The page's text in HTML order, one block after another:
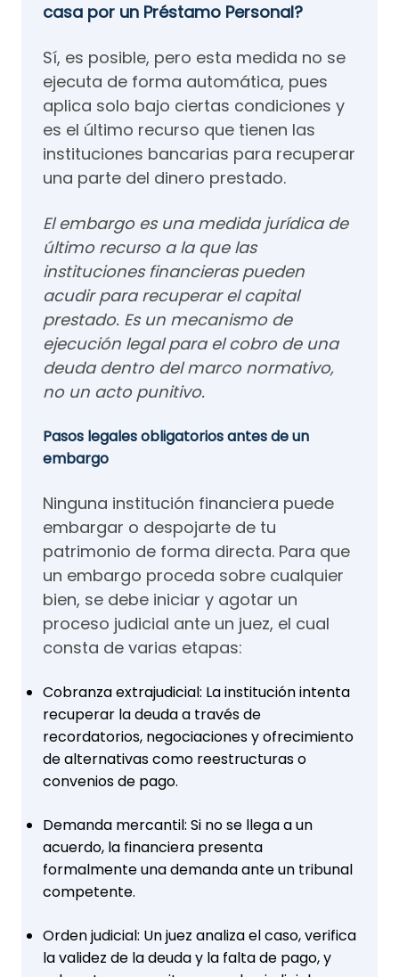
casa por un Préstamo Personal?
Sí, es posible, pero esta medida no se
ejecuta de forma automática, pues
aplica solo bajo ciertas condiciones y
es el último recurso que tienen las
instituciones bancarias para recuperar
una parte del dinero prestado.
El embargo es una medida jurídica de
último recurso a la que las
instituciones financieras pueden
acudir para recuperar el capital
prestado. Es un mecanismo de
ejecución legal para el cobro de una
deuda dentro del marco normativo,
no un acto punitivo.
Pasos legales obligatorios antes de un
embargo
Ninguna institución financiera puede
embargar o despojarte de tu
patrimonio de forma directa. Para que
un embargo proceda sobre cualquier
bien, se debe iniciar y agotar un
proceso judicial ante un juez, el cual
consta de varias etapas:
Cobranza extrajudicial: La institución intenta
recuperar la deuda a través de
recordatorios, negociaciones y ofrecimiento
de alternativas como reestructuras o
convenios de pago.
Demanda mercantil: Si no se llega a un
acuerdo, la financiera presenta
formalmente una demanda ante un tribunal
competente.
Orden judicial: Un juez analiza el caso, verifica
la validez de la deuda y la falta de pago, y